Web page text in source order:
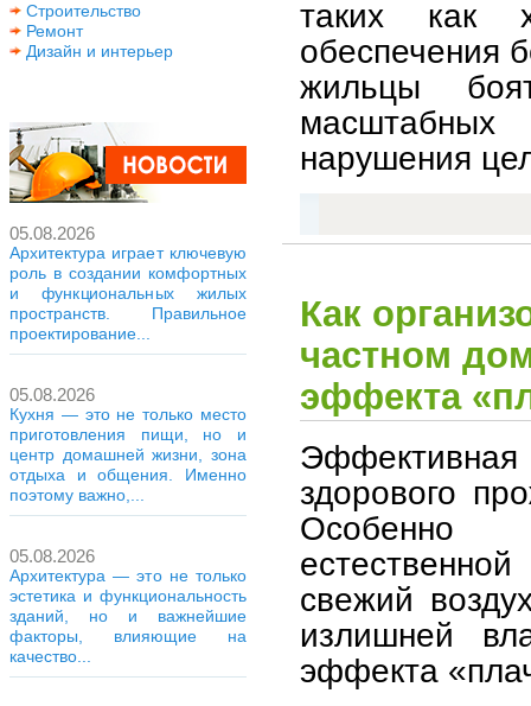
Строительство
Ремонт
Дизайн и интерьер
05.08.2026
Архитектура играет ключевую
роль в создании комфортных
и функциональных жилых
пространств. Правильное
проектирование...
05.08.2026
Кухня — это не только место
приготовления пищи, но и
центр домашней жизни, зона
отдыха и общения. Именно
поэтому важно,...
05.08.2026
Архитектура — это не только
эстетика и функциональность
зданий, но и важнейшие
факторы, влияющие на
качество...
таких как
обеспечения
жильцы
нарушения
Как
частном
эффекта
здорового
Особенно
свежий
излишней
эффекта